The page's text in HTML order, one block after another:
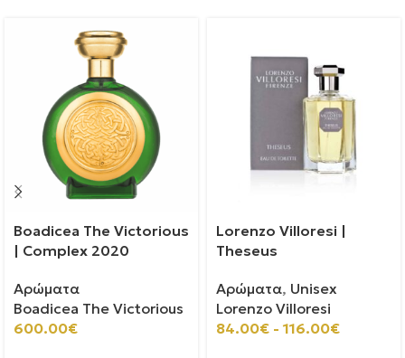
Boadicea The Victorious
| Complex 2020
Αρώματα
Boadicea The Victorious
600.00€
Lorenzo Villoresi |
Theseus
Αρώματα, Unisex
Lorenzo Villoresi
84.00€ - 116.00€